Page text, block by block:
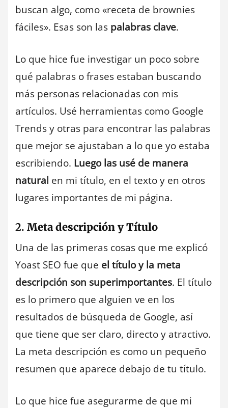
buscan algo, como «receta de brownies
fáciles». Esas son las palabras clave.
Lo que hice fue investigar un poco sobre
qué palabras o frases estaban buscando
más personas relacionadas con mis
artículos. Usé herramientas como Google
Trends y otras para encontrar las palabras
que mejor se ajustaban a lo que yo estaba
escribiendo. Luego las usé de manera
natural en mi título, en el texto y en otros
lugares importantes de mi página.
2. Meta descripción y Título
Una de las primeras cosas que me explicó
Yoast SEO fue que el título y la meta
descripción son superimportantes. El título
es lo primero que alguien ve en los
resultados de búsqueda de Google, así
que tiene que ser claro, directo y atractivo.
La meta descripción es como un pequeño
resumen que aparece debajo de tu título.
Lo que hice fue asegurarme de que mi